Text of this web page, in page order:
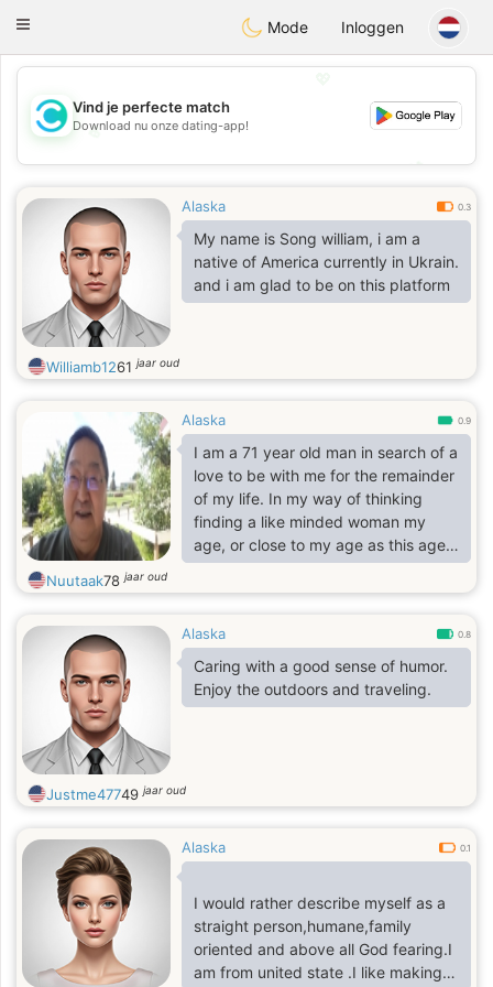
olombiaCitas
Toggle
Mode Inloggen
💖
💕
Vind je perfecte match
Download nu onze dating-app!
Alaska 0.3
My name is Song william, i am a
native of America currently in Ukrain.
and i am glad to be on this platform
Williamb1261jaar oud
Alaska 0.9
I am a 71 year old man in search of a
love to be with me for the remainder
of my life. In my way of thinking
finding a like minded woman my
age, or close to my age as this age
group is what I am comfortable
with,plus what my family, friends
with. There is more to my life, some
of which is not very attractive to
myself and others.But we can talk
about these issues.
Nuutaak78jaar oud
Alaska 0.8
Caring with a good sense of humor.
Enjoy the outdoors and traveling.
Justme47749jaar oud
Alaska 0.1
I would rather describe myself as a
straight person,humane,family
oriented and above all God fearing.I
am from united state .I like making